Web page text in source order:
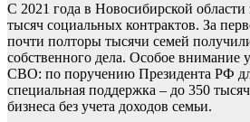
С 2021 года в Новосибирской области
тысяч социальных контрактов. За
почти полторы тысячи семей
собственного дела. Особое внимание
СВО: по поручению Президента РФ
специальная поддержка – до 350
бизнеса без учета доходов семьи.